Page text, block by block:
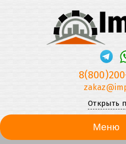
Открыть
Меню